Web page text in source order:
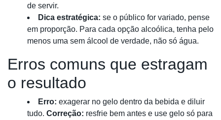
de servir.
Dica estratégica: se o público for variado, pense
em proporção. Para cada opção alcoólica, tenha pelo
menos uma sem álcool de verdade, não só água.
Erros comuns que estragam
o resultado
Erro: exagerar no gelo dentro da bebida e diluir
tudo. Correção: resfrie bem antes e use gelo só para